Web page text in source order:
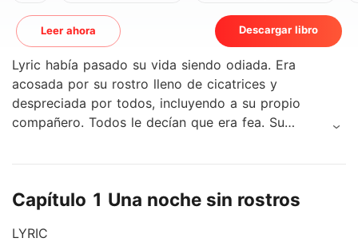
Leer ahora Descargar libro
Lyric había pasado su vida siendo odiada. Era
acosada por su rostro lleno de cicatrices y
despreciada por todos, incluyendo a su propio
compañero. Todos le decían que era fea. Su
conoció al primer hombre que la llamó hermosa. El
Fue solo una noche, pero lo cambió todo. Para Lyric,
Capítulo 1 Una noche sin rostros
LYRIC